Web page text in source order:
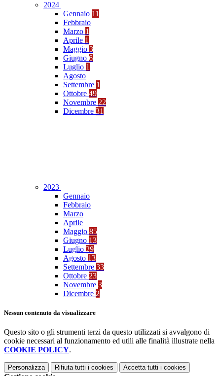
2024
Gennaio 11
Febbraio
Marzo 1
Aprile 1
Maggio 3
Giugno 6
Luglio 1
Agosto
Settembre 1
Ottobre 49
Novembre 22
Dicembre 31
2023
Gennaio
Febbraio
Marzo
Aprile
Maggio 85
Giugno 13
Luglio 29
Agosto 13
Settembre 33
Ottobre 23
Novembre 3
Dicembre 2
Nessun contenuto da visualizzare
Questo sito o gli strumenti terzi da questo utilizzati si avvalgono di
cookie necessari al funzionamento ed utili alle finalità illustrate nella
COOKIE POLICY.
Personalizza Rifiuta tutti i cookies Accetta tutti i cookies